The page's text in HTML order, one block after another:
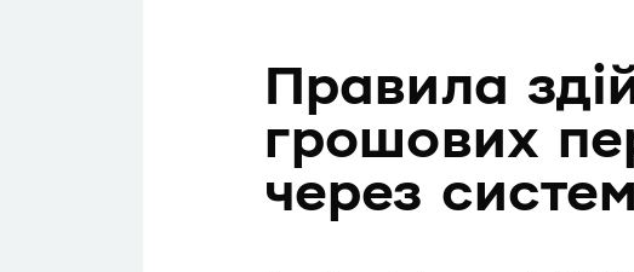
Правила
грошових
через